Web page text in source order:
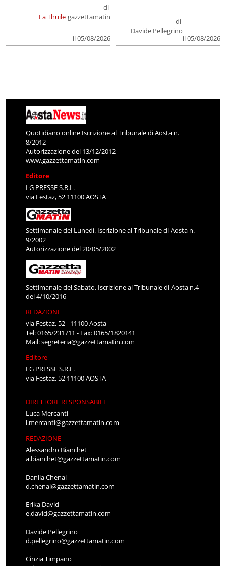
La Thuile
di
gazzettamatin
il 05/08/2026
di
Davide Pellegrino
il 05/08/2026
Quotidiano online Iscrizione al Tribunale di Aosta n.
8/2012
Autorizzazione del 13/12/2012
www.gazzettamatin.com
Editore
LG PRESSE S.R.L.
via Festaz, 52 11100 AOSTA
Settimanale del Lunedì. Iscrizione al Tribunale di Aosta n.
9/2002
Autorizzazione del 20/05/2002
Settimanale del Sabato. Iscrizione al Tribunale di Aosta n.4
del 4/10/2016
REDAZIONE
via Festaz, 52 - 11100 Aosta
Tel: 0165/231711 - Fax: 0165/1820141
Mail:segreteria@gazzettamatin.com
Editore
LG PRESSE S.R.L.
via Festaz, 52 11100 AOSTA
DIRETTORE RESPONSABILE
Luca Mercanti
l.mercanti@gazzettamatin.com
REDAZIONE
Alessandro Bianchet
a.bianchet@gazzettamatin.com
Danila Chenal
d.chenal@gazzettamatin.com
Erika David
e.david@gazzettamatin.com
Davide Pellegrino
d.pellegrino@gazzettamatin.com
Cinzia Timpano